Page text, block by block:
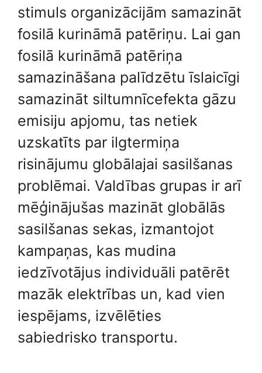
stimuls organizācijām samazināt
fosilā kurināmā patēriņu. Lai gan
fosilā kurināmā patēriņa
samazināšana palīdzētu īslaicīgi
samazināt siltumnīcefekta gāzu
emisiju apjomu, tas netiek
uzskatīts par ilgtermiņa
risinājumu globālajai sasilšanas
problēmai. Valdības grupas ir arī
mēģinājušas mazināt globālās
sasilšanas sekas, izmantojot
kampaņas, kas mudina
iedzīvotājus individuāli patērēt
mazāk elektrības un, kad vien
iespējams, izvēlēties
sabiedrisko transportu.